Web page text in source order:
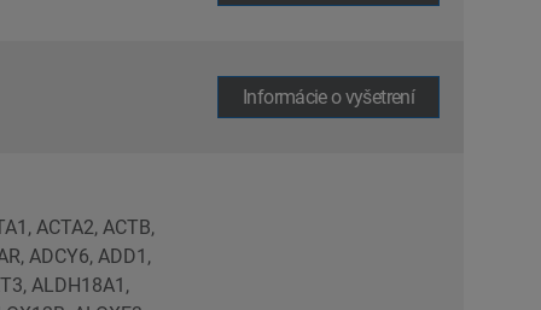
Informácie o vyšetrení
SLC29A3, SLC2A10, SLC33A1, SLC34A1, SLC35A2, SLC35C1, SLC35D1, SLC39A8, SLC4A10, SLC5A7, SLC6A9, SLX4, SMAD2, SMAD3, SMAD4, SMARCA2, SMARCA4, SMARCB1, SMARCC1, SMARCD1, SMARCE1, SMC1A, SMC3, SMG9, SMCHD1, SMN1, SMO, SMOC1, SMPD4, SMS, SNAP25, SNF8, SNORD118, SNRPB, SNX10, SNX14, SON, SOS1, SOS2, SOST, SOX10, SOX11, SOX17, SOX18, SOX2, SOX3, SOX6, SOX9, SP7, SPAG1, SPARC, SPECC1L, SPEG, SPEN, SPG11, SPINT2, SPRED1, SPTB, SRCAP, SRD5A2, SRD5A3, SRY, ST14, STAC3, STAG2, STAMBP, STAR, STIL, STRA6, STRADA, STT3A, SUCLG1, SUFU, SULT2B1, SUMF1, SUZ12, SYNE1, TAB2, TAF1, TAF8, TAFAZZIN, TALDO1, TAPT1, TBC1D20, TBC1D23, TBC1D24, TBC1D32, TBCD, TBCE, TBCK, TBL1XR1, TBR1, TBX1, TBX15, TBX18, TBX20, TBX3, TBX4, TBX5, TBX6, TCF12, TCF4, TCIRG1, TCOF1, TCTN1, TCTN2, TCTN3, TELO2, TENM3, TENT5A, TFAP2A, TFAP2B, TGDS, TGFB2, TGFB3, TGFBR1, TGFBR2, TGIF1, TGM1, THOC2, THOC6, THRA, THSD1, TINF2, TK2, TMCO1, TMEM107, TMEM138, TMEM165, TMEM216, TMEM218, TMEM231, TMEM237, TMEM260, TMEM38B, TMEM67, TMEM70, TMEM94, TMEM98, TMTC3, TMX2, TNNI2, TNNT1, TNNT3, TOE1, TOGARAM1, TONSL, TOP3A, TOR1A, TOR1AIP1, TP63, TP73, TPM2, TPM3, TRAF3IP1, TRAF7, TRAIP, TRAP1, TRAPPC12, TRAPPC9, TREX1, TRIM37, TRIM71, TRIP11, TRIP12, TRIP4, TRIT1, TRMT10A, TRPS1, TRPV4, TRPV6, TRRAP, TSC1, TSC2, TSEN15,